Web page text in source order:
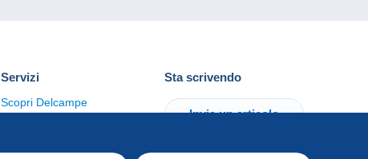
Servizi
Scopri Delcampe
Sta scrivendo
Invia un articolo